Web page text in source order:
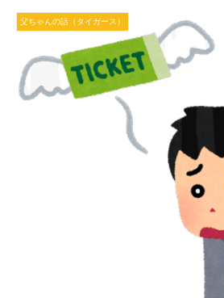
父ちゃんの話（タイガース）